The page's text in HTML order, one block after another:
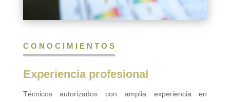
CONOCIMIENTOS
Experiencia profesional
Técnicos autorizados con amplia experiencia en